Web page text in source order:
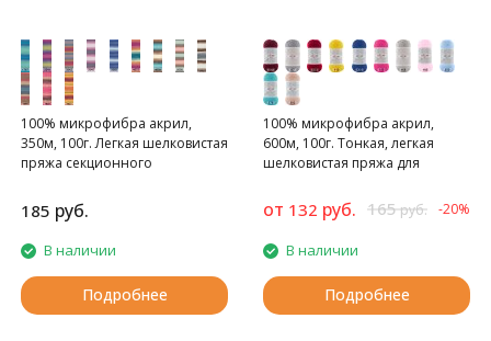
100% микрофибра акрил,
350м, 100г. Легкая шелковистая
пряжа секционного
или летних вещей.
185 руб.
В наличии
Подробнее
100% микрофибра акрил,
600м, 100г. Тонкая, легкая
шелковистая пряжа для
от 132 руб. 165руб. -20%
В наличии
Подробнее